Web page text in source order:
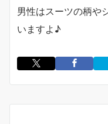
男性はスーツの柄や
いますよ♪